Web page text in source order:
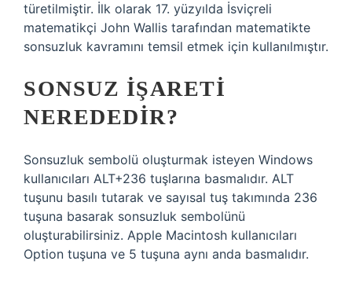
türetilmiştir. İlk olarak 17. yüzyılda İsviçreli
matematikçi John Wallis tarafından matematikte
sonsuzluk kavramını temsil etmek için kullanılmıştır.
SONSUZ IŞARETI
NEREDEDIR?
Sonsuzluk sembolü oluşturmak isteyen Windows
kullanıcıları ALT+236 tuşlarına basmalıdır. ALT
tuşunu basılı tutarak ve sayısal tuş takımında 236
tuşuna basarak sonsuzluk sembolünü
oluşturabilirsiniz. Apple Macintosh kullanıcıları
Option tuşuna ve 5 tuşuna aynı anda basmalıdır.